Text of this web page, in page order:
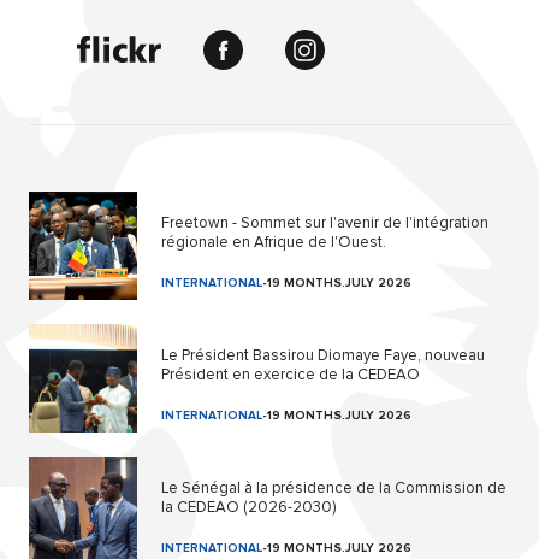
Freetown - Sommet sur l'avenir de l'intégration
régionale en Afrique de l'Ouest.
INTERNATIONAL-19 MONTHS.JULY 2026
Le Président Bassirou Diomaye Faye, nouveau
Président en exercice de la CEDEAO
INTERNATIONAL-19 MONTHS.JULY 2026
Le Sénégal à la présidence de la Commission de
la CEDEAO (2026-2030)
INTERNATIONAL-19 MONTHS.JULY 2026